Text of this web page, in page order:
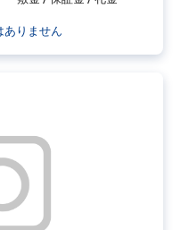
ありません